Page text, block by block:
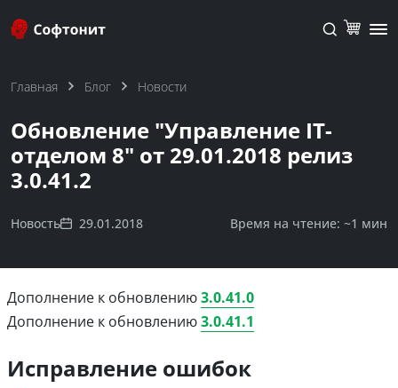
Главная Блог Новости
Обновление "Управление IT-
отделом 8" от 29.01.2018 релиз
3.0.41.2
Новость 29.01.2018 Время на чтение: ~1 мин
Дополнение к обновлению3.0.41.0
Дополнение к обновлению3.0.41.1
Исправление ошибок